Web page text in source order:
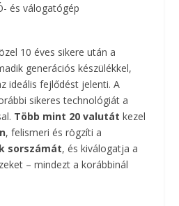
és válogatógép
10 éves sikere után a
generációs készülékkel,
ideális fejlődést jelenti. A
sikeres technológiát a
Több mint 20 valutát kezel
, felismeri és rögzíti a
sorszámát, és kiválogatja a
– mindezt a korábbinál